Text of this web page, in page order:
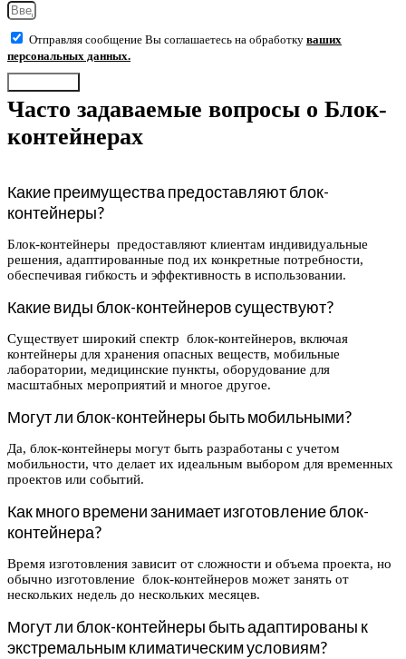
Отправляя сообщение Вы соглашаетесь на обработку ваших
персональных данных.
Часто задаваемые вопросы о Блок-
контейнерах
Какие преимущества предоставляют блок-
контейнеры?
Блок-контейнеры предоставляют клиентам индивидуальные
решения, адаптированные под их конкретные потребности,
обеспечивая гибкость и эффективность в использовании.
Какие виды блок-контейнеров существуют?
Существует широкий спектр блок-контейнеров, включая
контейнеры для хранения опасных веществ, мобильные
лаборатории, медицинские пункты, оборудование для
масштабных мероприятий и многое другое.
Могут ли блок-контейнеры быть мобильными?
Да, блок-контейнеры могут быть разработаны с учетом
мобильности, что делает их идеальным выбором для временных
проектов или событий.
Как много времени занимает изготовление блок-
контейнера?
Время изготовления зависит от сложности и объема проекта, но
обычно изготовление блок-контейнеров может занять от
нескольких недель до нескольких месяцев.
Могут ли блок-контейнеры быть адаптированы к
экстремальным климатическим условиям?